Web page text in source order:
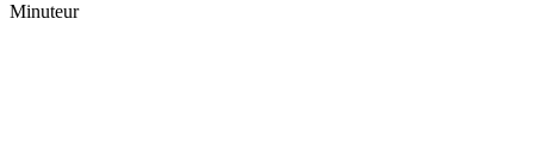
Minuteur